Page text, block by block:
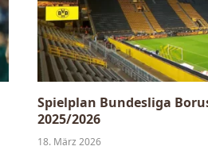
Spielplan Bundesliga
2025/2026
18. März 2026